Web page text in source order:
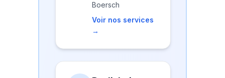
Boersch
Voir nos services
→